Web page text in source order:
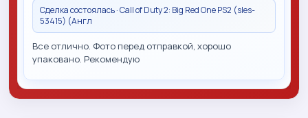
Сделка состоялась · Call of Duty 2: Big Red One PS2 (sles-
53415) (Англ
Все отлично. Фото перед отправкой, хорошо
упаковано. Рекомендую